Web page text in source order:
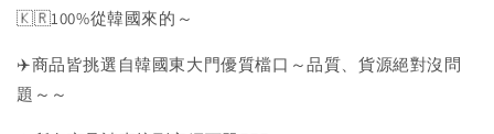
🇰🇷100%從韓國來的～
✈️商品皆挑選自韓國東大門優質檔口～品質、貨源絕對沒問
題～～